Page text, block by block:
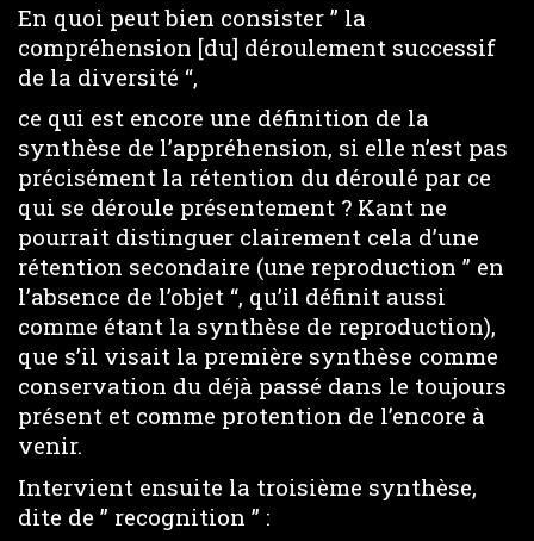
En quoi peut bien consister ” la
compréhension [du] déroulement successif
de la diversité “,
ce qui est encore une définition de la
synthèse de l’appréhension, si elle n’est pas
précisément la rétention du déroulé par ce
qui se déroule présentement ? Kant ne
pourrait distinguer clairement cela d’une
rétention secondaire (une reproduction ” en
l’absence de l’objet “, qu’il définit aussi
comme étant la synthèse de reproduction),
que s’il visait la première synthèse comme
conservation du déjà passé dans le toujours
présent et comme protention de l’encore à
venir.
Intervient ensuite la troisième synthèse,
dite de ” recognition ” :